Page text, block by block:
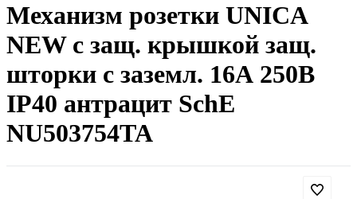
Механизм розетки UNICA
NEW с защ. крышкой защ.
шторки с заземл. 16А 250В
IP40 антрацит SchE
NU503754TA